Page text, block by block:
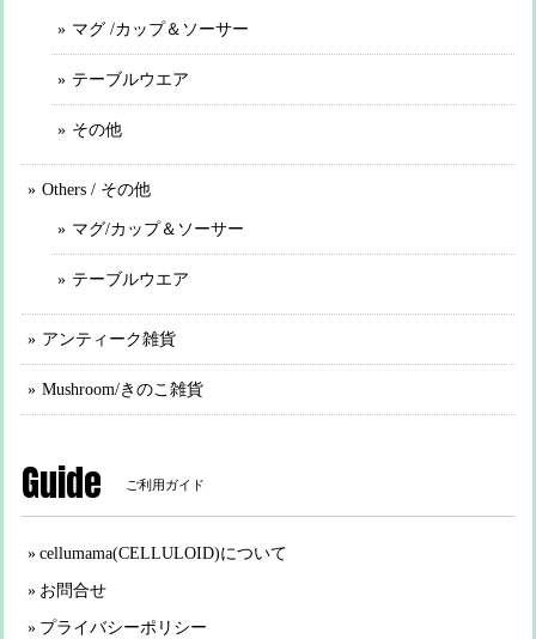
マグ /カップ＆ソーサー
テーブルウエア
その他
Others / その他
マグ/カップ＆ソーサー
テーブルウエア
アンティーク雑貨
Mushroom/きのこ雑貨
Guide ご利用ガイド
cellumama(CELLULOID)について
お問合せ
プライバシーポリシー